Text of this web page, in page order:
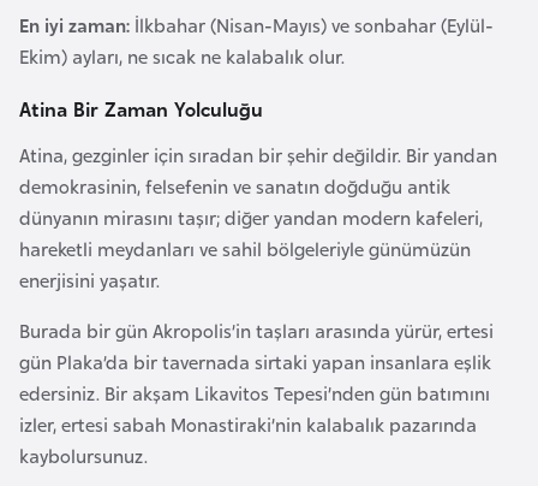
En iyi zaman: İlkbahar (Nisan-Mayıs) ve sonbahar (Eylül-
Ekim) ayları, ne sıcak ne kalabalık olur.
Atina Bir Zaman Yolculuğu
Atina, gezginler için sıradan bir şehir değildir. Bir yandan
demokrasinin, felsefenin ve sanatın doğduğu antik
dünyanın mirasını taşır; diğer yandan modern kafeleri,
hareketli meydanları ve sahil bölgeleriyle günümüzün
enerjisini yaşatır.
Burada bir gün Akropolis’in taşları arasında yürür, ertesi
gün Plaka’da bir tavernada sirtaki yapan insanlara eşlik
edersiniz. Bir akşam Likavitos Tepesi’nden gün batımını
izler, ertesi sabah Monastiraki’nin kalabalık pazarında
kaybolursunuz.
s
t
n
E
s
t
o
y
a
E
t